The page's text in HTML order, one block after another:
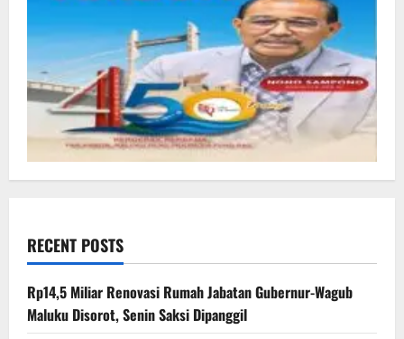
RECENT POSTS
Rp14,5 Miliar Renovasi Rumah Jabatan Gubernur-Wagub
Maluku Disorot, Senin Saksi Dipanggil